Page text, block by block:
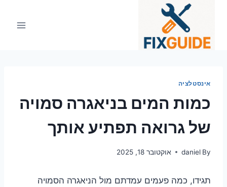
אינסטלציה
כמות המים בניאגרה סמויה
של גרואה תפתיע אותך
By
daniel אוקטובר 18, 2025
תגידו, כמה פעמים עמדתם מול הניאגרה הסמויה